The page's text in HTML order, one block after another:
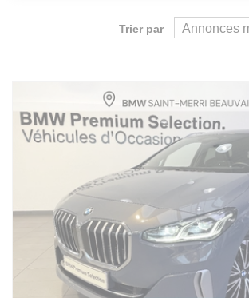
Trier par